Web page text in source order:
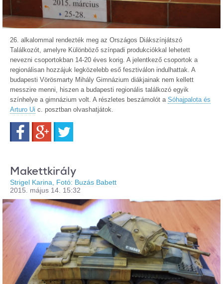
26. alkalommal rendezték meg az Országos Diákszínjátszó
Találkozót, amelyre Különböző színpadi produkciókkal lehetett
nevezni csoportokban 14-20 éves korig. A jelentkező csoportok a
regionálisan hozzájuk legközelebb eső fesztiválon indulhattak. A
budapesti Vörösmarty Mihály Gimnázium diákjainak nem kellett
messzire menni, hiszen a budapesti regionális találkozó egyik
színhelye a gimnázium volt. A részletes beszámolót a Sóhajpalota és
Arturo Ui c. posztban olvashatjátok.
FacebookGoogle+
Makettkirály
Strigel Karina, Fotó: Buzás Babett
2015. május 14. 15:32